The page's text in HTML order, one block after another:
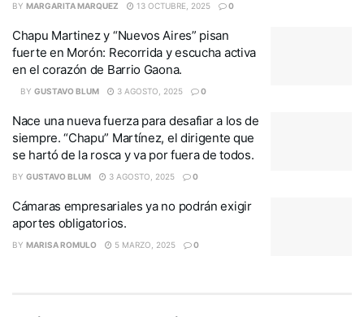
BY MARGARITA MARQUEZ 13 OCTUBRE, 2025 0
Chapu Martinez y “Nuevos Aires” pisan
fuerte en Morón: Recorrida y escucha activa
en el corazón de Barrio Gaona.
BY GUSTAVO BLUM 3 AGOSTO, 2025 0
Nace una nueva fuerza para desafiar a los de
siempre. “Chapu” Martínez, el dirigente que
se hartó de la rosca y va por fuera de todos.
BY GUSTAVO BLUM 3 AGOSTO, 2025 0
Cámaras empresariales ya no podrán exigir
aportes obligatorios.
BY MARISA ROMULO 5 MARZO, 2025 0